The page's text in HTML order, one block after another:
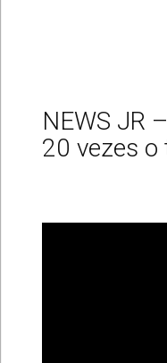
NEWS JR
20 vezes o